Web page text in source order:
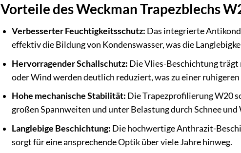
Vorteile des Weckman Trapezblechs
Verbesserter Feuchtigkeitsschutz: Das integrierte
effektiv die Bildung von Kondenswasser, was die
Hervorragender Schallschutz: Die Vlies-Beschichtung trägt
oder Wind werden deutlich reduziert, was zu einer
Hohe mechanische Stabilität: Die Trapezprofilierung W20
großen Spannweiten und unter Belastung durch Schnee und
Langlebige Beschichtung: Die hochwertige Anthrazit-
sorgt für eine ansprechende Optik über viele Jahre hinweg.